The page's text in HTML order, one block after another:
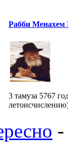
Рабби
3 тамуза 5767
-